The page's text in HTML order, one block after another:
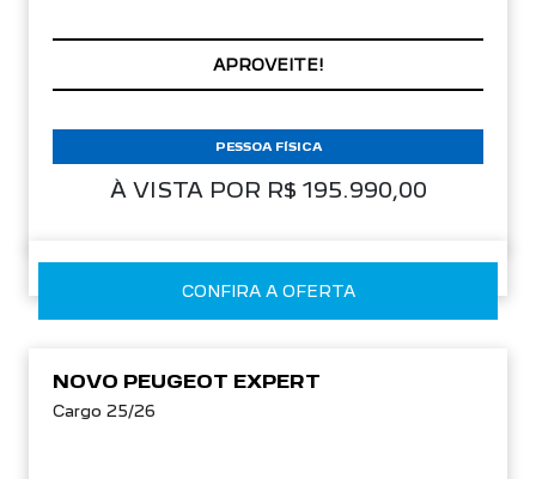
APROVEITE!
À VISTA POR R$ 195.990,00
PESSOA FÍSICA
CONFIRA A OFERTA
NOVO PEUGEOT EXPERT
Cargo 25/26